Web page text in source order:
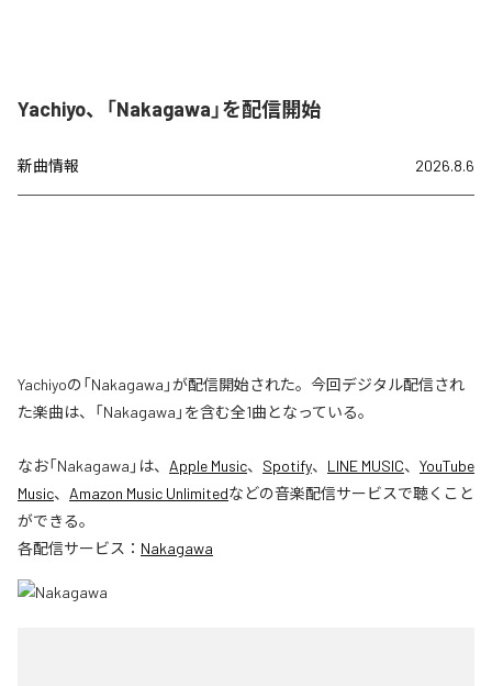
Yachiyo、「Nakagawa」を配信開始
新曲情報 2026.8.6
Yachiyoの「Nakagawa」が配信開始された。今回デジタル配信され
た楽曲は、「Nakagawa」を含む全1曲となっている。
なお「Nakagawa 」は、 Apple Music、 Spotify、 LINE MUSIC、 YouTube
Music、 Amazon Music Unlimitedなどの音楽配信サービスで聴くこと
ができる。
各配信サービス： Nakagawa